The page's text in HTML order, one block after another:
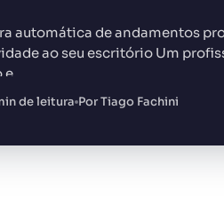
automática de andamentos
ao seu escritório Um
de leitura Por Tiago Fachini